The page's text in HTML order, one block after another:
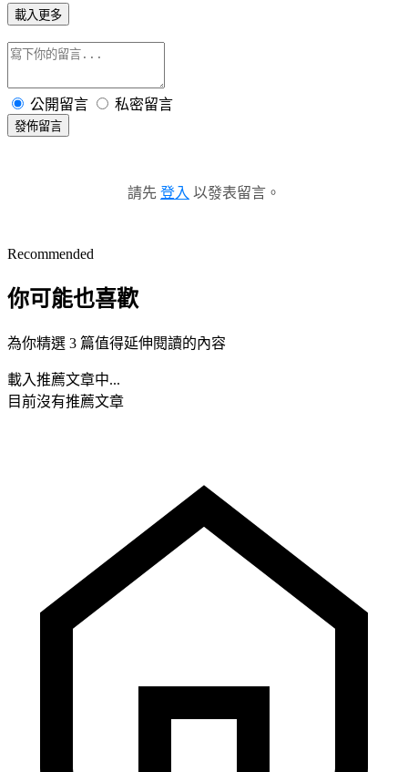
載入更多
公開留言 私密留言
發佈留言
請先 登入 以發表留言。
Recommended
你可能也喜歡
為你精選 3 篇值得延伸閱讀的內容
載入推薦文章中...
目前沒有推薦文章